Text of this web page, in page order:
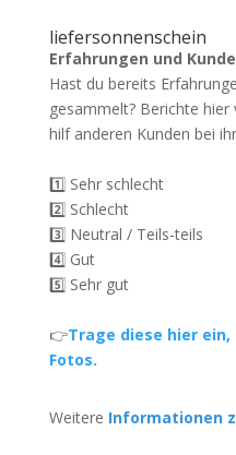
liefersonnenschein
Erfahrungen und
Hast du bereits
gesammelt? Berichte hier
hilf anderen Kunden bei
1️⃣ Sehr schlecht
2️⃣ Schlecht
3️⃣ Neutral / Teils-teils
4️⃣ Gut
5️⃣ Sehr gut
👉Trage diese hier
Fotos.
Weitere Informationen